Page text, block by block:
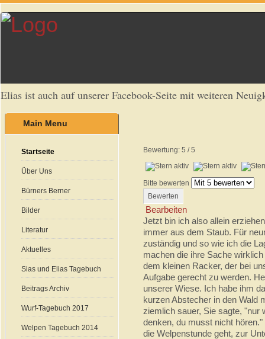
Elias ist auch auf unserer Facebook-Seite mit weiteren
Main Menu
Startseite
Über Uns
Bürners Berner
Bilder
Literatur
Aktuelles
Sias und Elias Tagebuch
Beitrags Archiv
Wurf-Tagebuch 2017
Welpen Tagebuch 2014
Bewertung: 5 /5
Bitte bewerten
Bearbeiten
Jetzt bin ich also allein
immer aus dem Staub. Für
zuständig und so wie ich die
machen die ihre Sache
dem kleinen Racker, der bei
Aufgabe gerecht zu werden.
unserer Wiese. Ich habe ihm
kurzen Abstecher in den Wald
ziemlich sauer, Sie sagte, "nur
denken, du musst nicht
die Welpenstunde geht, zur